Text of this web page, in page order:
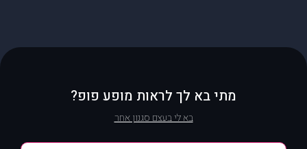
מתי בא לך לראות מופע פופ?
בא לי בעצם סגנון אחר